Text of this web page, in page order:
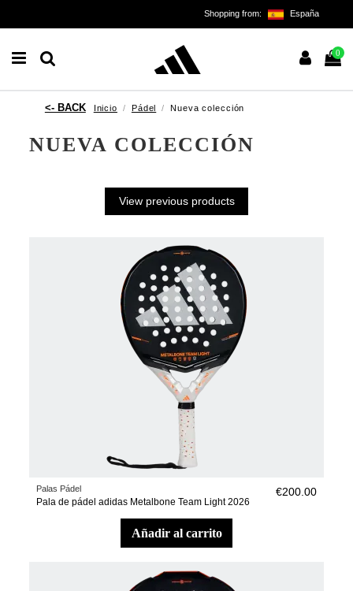
Shopping from: España
0
Inicio Pádel Nueva colección
NUEVA COLECCIÓN
View previous products
Palas Pádel
Pala de pádel adidas Metalbone Team Light 2026
€200.00
añadir al carrito